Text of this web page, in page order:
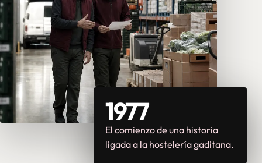
1977
El comienzo de una historia
ligada a la hostelería gaditana.